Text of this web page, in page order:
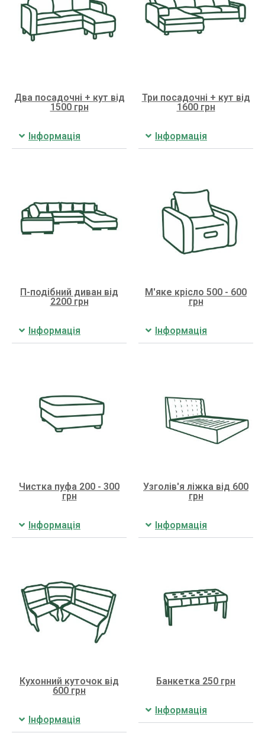
Два посадочні + кут від
1500 грн
Інформація
Три посадочні + кут від
1600 грн
Інформація
П-подібний диван від
2200 грн
Інформація
М'яке крісло 500 - 600
грн
Інформація
Чистка пуфа 200 - 300
грн
Інформація
Узголів'я ліжка від 600
грн
Інформація
Кухонний куточок від
600 грн
Інформація
Банкетка 250 грн
Інформація